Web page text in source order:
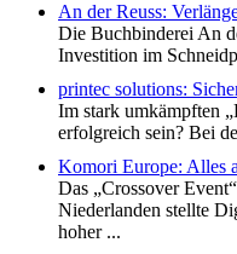
An der Reuss:
Die Buchbinderei An
Investition im
printec solutions:
Im stark umkämpften
erfolgreich sein? Bei
Komori Europe: Alles
Das „Crossover
Niederlanden stellte
hoher ...